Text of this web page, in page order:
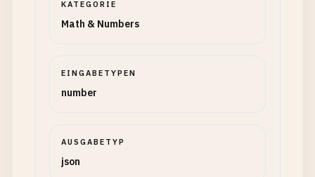
KATEGORIE
Math & Numbers
EINGABETYPEN
number
AUSGABETYP
json